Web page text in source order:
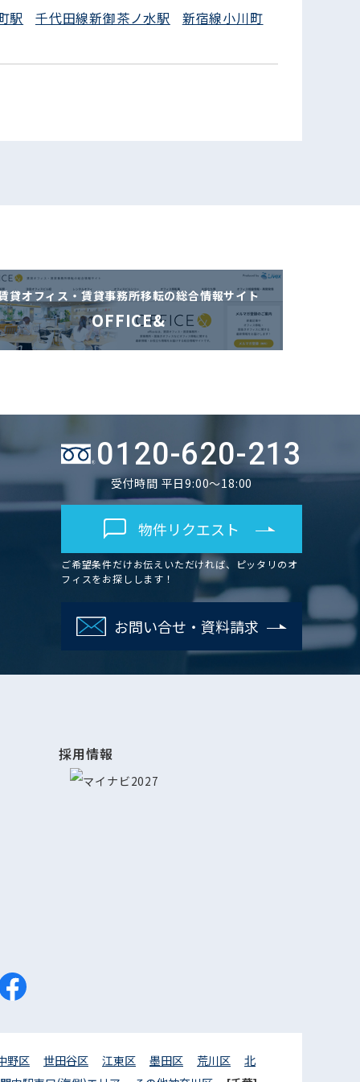
駅 千代田線新御茶ノ水駅
新宿線小川町
貸オフィス・賃貸事務所移転の総合情報サイト
OFFICE&
0120-620-213
受付時間 平日9:00～18:00
物件リクエスト
ご希望条件だけお伝えいただければ、ピッタリのオ
フィスをお探しします！
お問い合せ・資料請求
採用情報
野区 世田谷区 江東区 墨田区 荒川区
北